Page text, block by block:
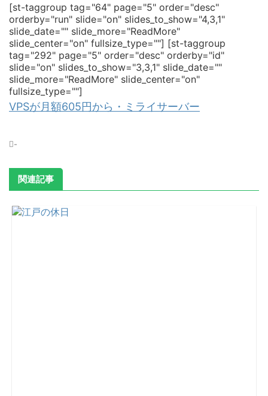
[st-taggroup tag="64" page="5" order="desc"
orderby="run" slide="on" slides_to_show="4,3,1"
slide_date="" slide_more="ReadMore"
slide_center="on" fullsize_type=""] [st-taggroup
tag="292" page="5" order="desc" orderby="id"
slide="on" slides_to_show="3,3,1" slide_date=""
slide_more="ReadMore" slide_center="on"
fullsize_type=""]
VPSが月額605円から・ミライサーバー
-
関連記事